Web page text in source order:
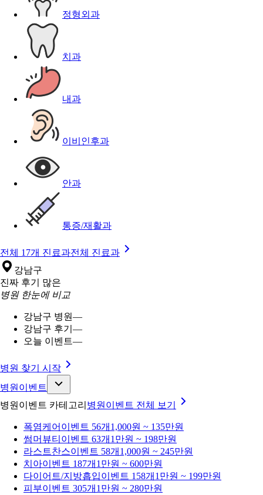
정형외과
치과
내과
이비인후과
안과
통증/재활과
전체 17개 진료과전체 진료과
강남구
진짜 후기 많은
병원 한눈에 비교
강남구 병원—
강남구 후기 —
오늘 이벤트—
병원 찾기 시작
병원이벤트
병원이벤트 카테고리 병원이벤트 전체 보기
폭염케어 이벤트 56개 1,000원 ~ 135만원
썸머뷰티 이벤트 63개 1만원 ~ 198만원
라스트찬스이벤트 58개 1,000원 ~ 245만원
치아이벤트 187개 1만원 ~ 600만원
다이어트/지방흡입이벤트 158개 1만원 ~ 199만원
피부이벤트 305개 1만원 ~ 280만원